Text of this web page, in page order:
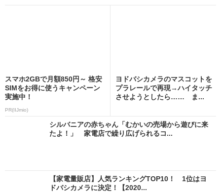
スマホ2GBで月額850円～ 格安
SIMをお得に使うキャンペーン
実施中！
PR(IIJmio)
ヨドバシカメラのマスコットを
プラレールで再現→ハイタッチ
させようとしたら…… ま...
シルバニアの赤ちゃん「むかいの売場から遊びに来
たよ！」 家電店で繰り広げられるコ...
【家電量販店】人気ランキングTOP10！ 1位はヨ
ドバシカメラに決定！【2020...